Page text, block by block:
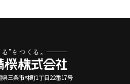
県三条市林町1丁目22番17号